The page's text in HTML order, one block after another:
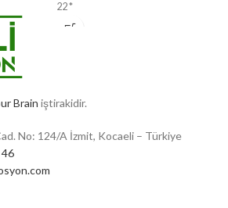
22 *
Brain iştirakidir.
No: 124/A İzmit, Kocaeli – Türkiye